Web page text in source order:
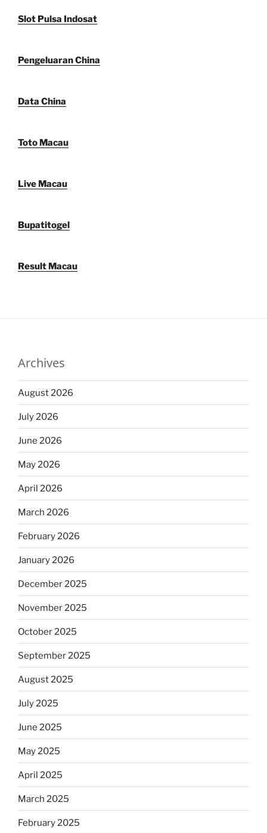
Slot Pulsa Indosat
Pengeluaran China
Data China
Toto Macau
Live Macau
Bupatitogel
Result Macau
Archives
August 2026
July 2026
June 2026
May 2026
April 2026
March 2026
February 2026
January 2026
December 2025
November 2025
October 2025
September 2025
August 2025
July 2025
June 2025
May 2025
April 2025
March 2025
February 2025